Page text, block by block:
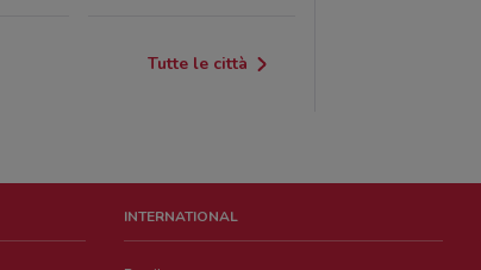
Tutte le città
INTERNATIONAL